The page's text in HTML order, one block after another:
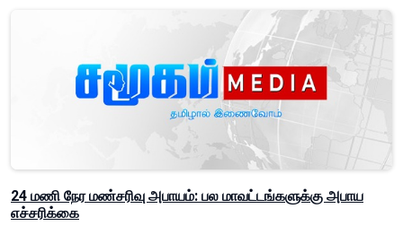
24 மணி நேர மண்சரிவு அபாயம்: பல மாவட்டங்களுக்கு அபாய
எச்சரிக்கை